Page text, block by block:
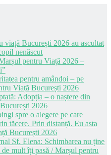
viață București 2026 au ascultat
nenăscut
pentru Viață 2026 –
pentru amândoi – pe
Viață București 2026
Adopția – o naștere din
2026
spre o alegere pe care
tăcere. Prin distanță. Eu asta
București 2026
Sf. Elena: Schimbarea nu ține
mult îți pasă / Marșul pentru